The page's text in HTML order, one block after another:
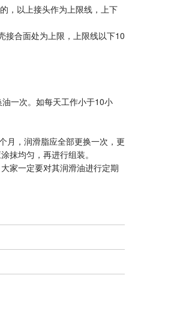
，以上接头作为上限线，上下
合面处为上限，上限线以下10
一次。如每天工作小于10小
，润滑脂应全部更换一次，更
抹均匀，再进行组装。
家一定要对其润滑油进行定期